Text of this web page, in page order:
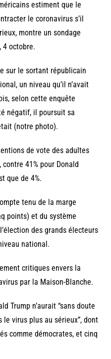
estiment que le
le coronavirus s’il
montre un sondage
4 octobre.
sur le sortant républicain
un niveau qu’il n’avait
selon cette enquête
négatif, il poursuit sa
(notre photo).
de vote des adultes
41% pour Donald
que de 4%.
tenu de la marge
points) et du système
des grands électeurs
national.
critiques envers la
par la Maison-Blanche.
Trump n’aurait “sans doute
le virus plus au sérieux”, dont
comme démocrates, et cinq